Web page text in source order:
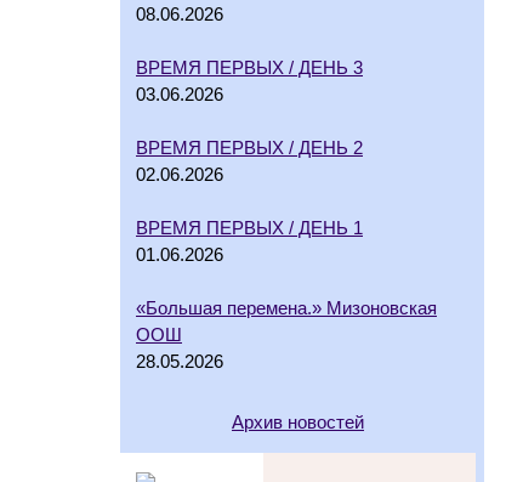
08.06.2026
ВРЕМЯ ПЕРВЫХ / ДЕНЬ 3
03.06.2026
ВРЕМЯ ПЕРВЫХ / ДЕНЬ 2
02.06.2026
ВРЕМЯ ПЕРВЫХ / ДЕНЬ 1
01.06.2026
«Большая перемена.» Мизоновская
ООШ
28.05.2026
Архив новостей